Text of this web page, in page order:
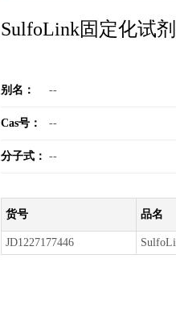
SulfoLink固定化试
别名： --
Cas号： --
分子式： --
货号 品名
JD1227177446